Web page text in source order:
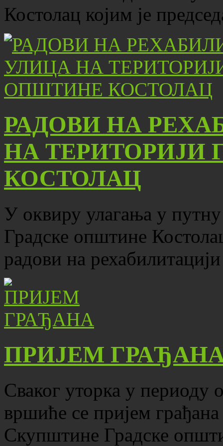
Костолац којим је
РАДОВИ НА
НА ТЕРИТОРИЈИ
КОСТОЛАЦ
У оквиру улагања у
Градске општине
радови на
ПРИЈЕМ
Сваког уторка у периоду
вршиће се пријем
Скупштине Градске